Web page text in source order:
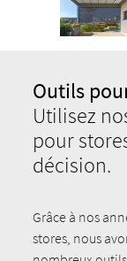
Outils
Utilisez
pour
décision.
Grâce à nos
stores, nous